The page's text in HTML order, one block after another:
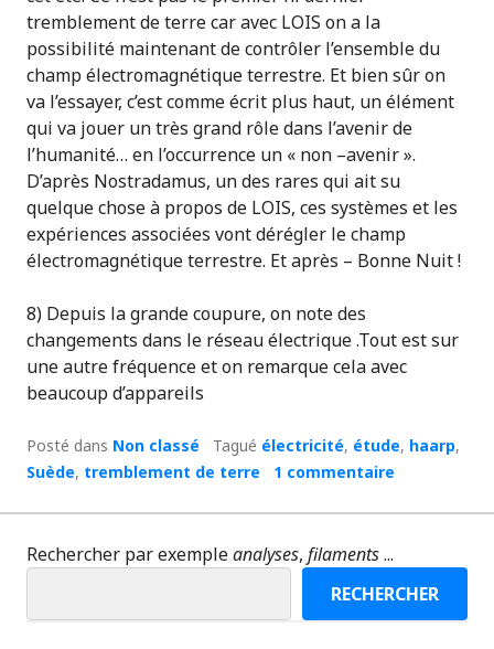
tremblement de terre car avec LOIS on a la
possibilité maintenant de contrôler l’ensemble du
champ électromagnétique terrestre. Et bien sûr on
va l’essayer, c’est comme écrit plus haut, un élément
qui va jouer un très grand rôle dans l’avenir de
l’humanité… en l’occurrence un « non –avenir ».
D’après Nostradamus, un des rares qui ait su
quelque chose à propos de LOIS, ces systèmes et les
expériences associées vont dérégler le champ
électromagnétique terrestre. Et après – Bonne Nuit !
8) Depuis la grande coupure, on note des
changements dans le réseau électrique .Tout est sur
une autre fréquence et on remarque cela avec
beaucoup d’appareils
Posté dans Non classé Tagué électricité, étude, haarp,
Suède, tremblement de terre 1 commentaire
Rechercher par exempleanalyses, filaments...
RECHERCHER